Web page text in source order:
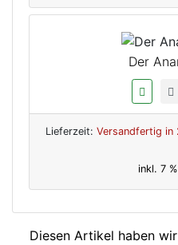
Der
Lieferzeit: Versandfertig in
inkl. 7
Diesen Artikel haben wir